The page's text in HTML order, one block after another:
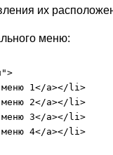
их
меню:
1</a></li>
2</a></li>
3</a></li>
4</a></li>